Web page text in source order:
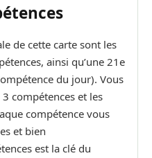
de cette carte sont les
ainsi qu’une 21e
du jour). Vous
compétences et les
compétence vous
et bien
est la clé du